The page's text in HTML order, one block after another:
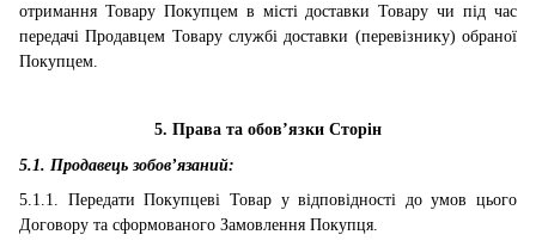
отримання Товару Покупцем в місті доставки Товару чи під час
передачі Продавцем Товару службі доставки (перевізнику) обраної
Покупцем.
5. Права та обов’язки Сторін
5.1. Продавець зобов’язаний:
5.1.1. Передати Покупцеві Товар у відповідності до умов цього
Договору та сформованого Замовлення Покупця.